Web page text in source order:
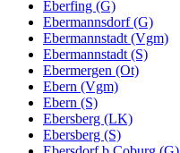
Eberfing (G)
Ebermannsdorf (G)
Ebermannstadt (Vgm)
Ebermannstadt (S)
Ebermergen (Ot)
Ebern (Vgm)
Ebern (S)
Ebersberg (LK)
Ebersberg (S)